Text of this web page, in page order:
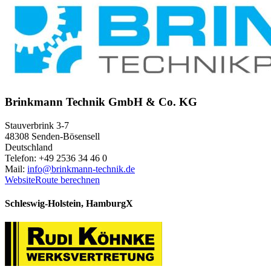
Brinkmann Technik GmbH & Co. KG
Stauverbrink 3-7
48308 Senden-Bösensell
Deutschland
Telefon: +49 2536 34 46 0
Mail: info@brinkmann-technik.de
WebsiteRoute berechnen
Schleswig-Holstein, HamburgX